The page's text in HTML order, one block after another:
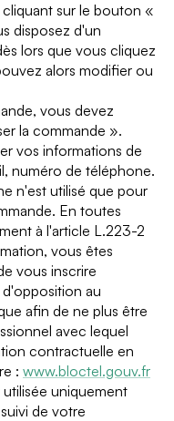
sur le bouton «
disposez d'un
lors que vous cliquez
alors modifier ou
vous devez
la commande ».
vos informations de
numéro de téléphone.
n'est utilisé que pour
En toutes
à l'article L.223-2
vous êtes
vous inscrire
au
afin de ne plus être
avec lequel
contractuelle en
: www.bloctel.gouv.fr
uniquement
de votre